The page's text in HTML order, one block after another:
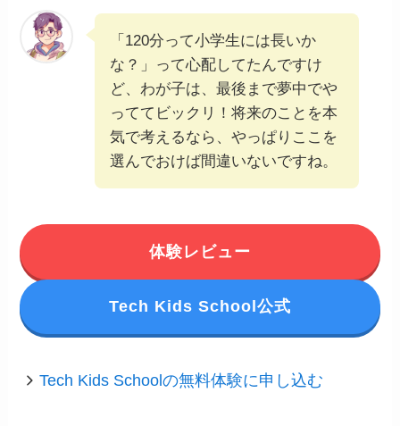
「120分って小学生には長いか
な？」って心配してたんですけ
ど、わが子は、最後まで夢中でや
っててビックリ！将来のことを本
気で考えるなら、やっぱりここを
選んでおけば間違いないですね。
体験レビュー
Tech Kids School公式
Tech Kids Schoolの無料体験に申し込む